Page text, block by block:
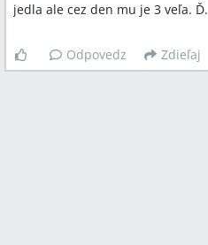
jedla ale cez den mu je 3 veľa. Ď.
Odpovedz Zdieľaj